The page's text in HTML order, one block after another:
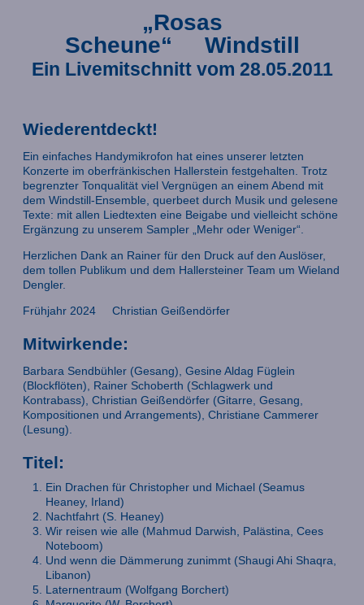
„Rosas
Scheune“ Windstill
Ein Livemitschnitt vom 28.05.2011
Wiederentdeckt!
Ein einfaches Handymikrofon hat eines unserer letzten
Konzerte im oberfränkischen Hallerstein festgehalten. Trotz
begrenzter Tonqualität viel Vergnügen an einem Abend mit
dem Windstill-Ensemble, querbeet durch Musik und gelesene
Texte: mit allen Liedtexten eine Beigabe und vielleicht schöne
Ergänzung zu unserem Sampler „Mehr oder Weniger“.
Herzlichen Dank an Rainer für den Druck auf den Auslöser,
dem tollen Publikum und dem Hallersteiner Team um Wieland
Dengler.
Frühjahr 2024 Christian Geißendörfer
Mitwirkende:
Barbara Sendbühler (Gesang), Gesine Aldag Füglein
(Blockflöten), Rainer Schoberth (Schlagwerk und
Kontrabass), Christian Geißendörfer (Gitarre, Gesang,
Kompositionen und Arrangements), Christiane Cammerer
(Lesung).
Titel:
Ein Drachen für Christopher und Michael (Seamus
Heaney, Irland)
Nachtfahrt (S. Heaney)
Wir reisen wie alle (Mahmud Darwish, Palästina, Cees
Noteboom)
Und wenn die Dämmerung zunimmt (Shaugi Ahi Shaqra,
Libanon)
Laternentraum (Wolfgang Borchert)